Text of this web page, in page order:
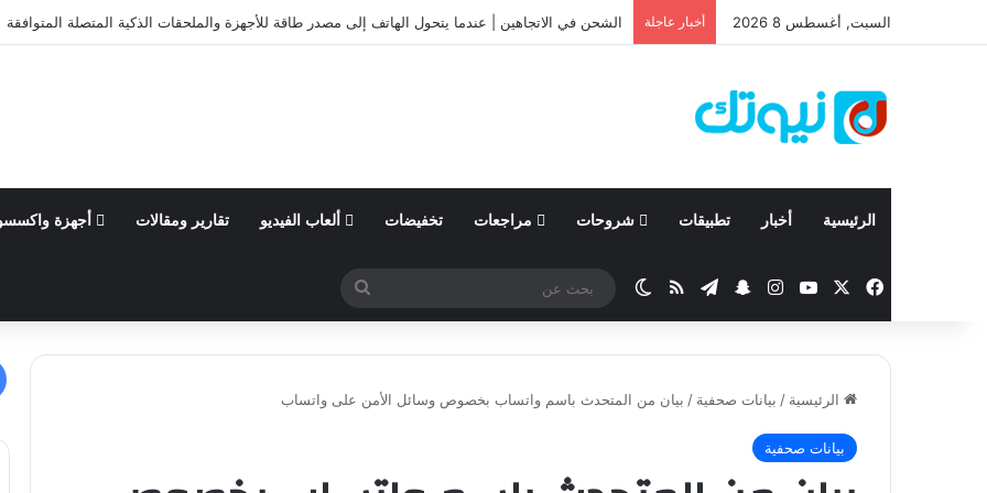
السبت, أغسطس 8 2026 أخبار عاجلة نيسان تعلن نتائجها المالية للربع الأول من السنة المالية 2026 وتؤكد توقعاتها المالية للعام
الرئيسية أخبار تطبيقات شروحات مراجعات تخفيضات ألعاب الفيديو تقارير ومقالات أجهزة
فيسبوك ‫YouTubeانستقرامسناب تشات
تيلقرامملخص الموقع RSS
الوضع المظلم
بحث
عن
الرئيسية / بيانات صحفية / بيان من المتحدث باسم واتساب بخصوص وسائل الأمن على واتساب
بيانات صحفية